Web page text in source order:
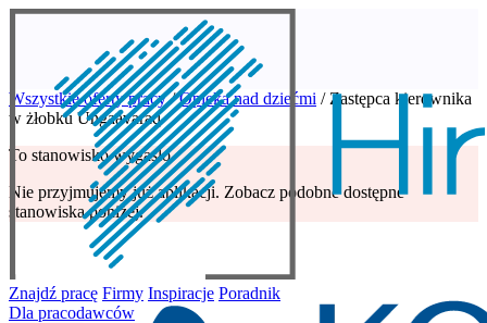
Znajdź pracę Firmy Inspiracje Poradnik
Dla pracodawców
Wszystkie oferty pracy / Opieka nad dziećmi / Zastępca kierownika
w żłobku Ungaavaraq
To stanowisko wygasło
Nie przyjmujemy już aplikacji. Zobacz podobne dostępne
stanowiska poniżej.